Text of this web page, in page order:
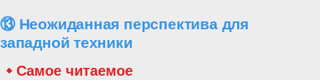
⑬ Неожиданная перспектива для
западной техники
Самое читаемое